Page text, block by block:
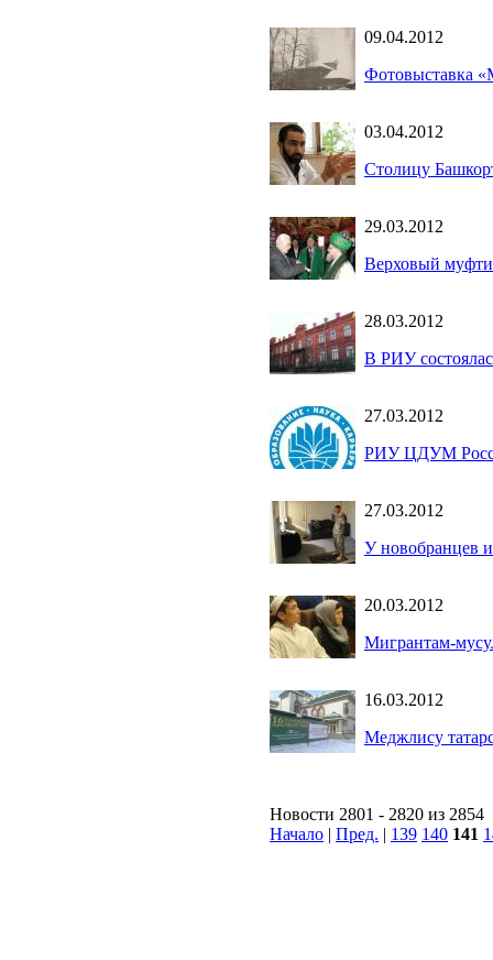
09.04.2012
Фотовыставка
03.04.2012
Столицу
29.03.2012
Верховый
28.03.2012
В РИУ
27.03.2012
РИУ ЦДУМ
27.03.2012
У новобранцев
20.03.2012
Мигрантам-
16.03.2012
Меджлису
Новости 2801 - 2820 из 2854
Начало | Пред. | 139 140 141